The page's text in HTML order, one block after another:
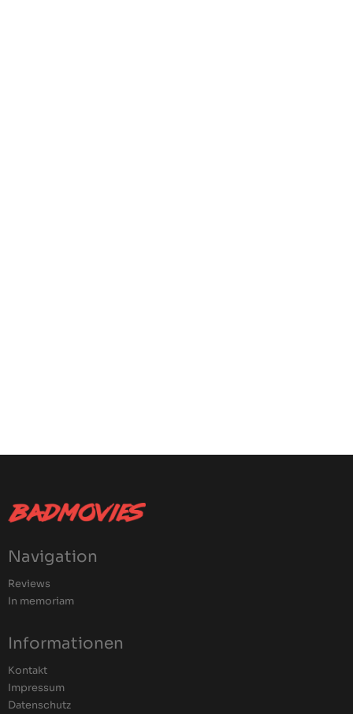
Navigation
Reviews
In memoriam
Informationen
Kontakt
Impressum
Datenschutz